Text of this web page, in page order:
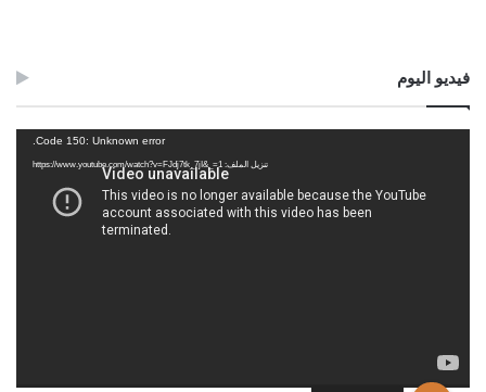
فيديو اليوم
Code 150: Unknown error.
تنزيل الملف: https://www.youtube.com/watch?v=FJdj7tk_7jI&_=1